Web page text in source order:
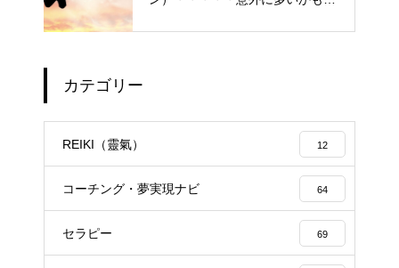
カテゴリー
REIKI（靈氣） 12
コーチング・夢実現ナビ 64
セラピー 69
エイジングケアで最近気になっ
ているスキンケア製品・・・幹
細胞コスメ vs エクソソーム
コスメ ①
エイジングケアで最近気になっ
ているスキンケア製品・・・エ
クソソームコスメ